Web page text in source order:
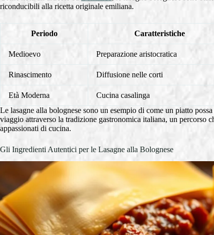
riconducibili alla ricetta originale emiliana.
Periodo Caratteristiche
Medioevo Preparazione aristocratica
Rinascimento Diffusione nelle corti
Età Moderna Cucina casalinga
Le lasagne alla bolognese sono un esempio di come un piatto
viaggio attraverso la tradizione gastronomica italiana, un percorso
appassionati di cucina.
Gli Ingredienti Autentici per le Lasagne alla Bolognese